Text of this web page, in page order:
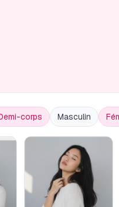
corps Masculin